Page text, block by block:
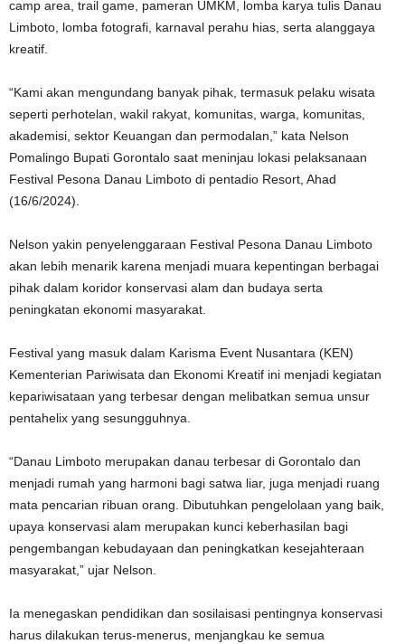
camp area, trail game, pameran UMKM, lomba karya tulis Danau
Limboto, lomba fotografi, karnaval perahu hias, serta alanggaya
kreatif.
“Kami akan mengundang banyak pihak, termasuk pelaku wisata
seperti perhotelan, wakil rakyat, komunitas, warga, komunitas,
akademisi, sektor Keuangan dan permodalan,” kata Nelson
Pomalingo Bupati Gorontalo saat meninjau lokasi pelaksanaan
Festival Pesona Danau Limboto di pentadio Resort, Ahad
(16/6/2024).
Nelson yakin penyelenggaraan Festival Pesona Danau Limboto
akan lebih menarik karena menjadi muara kepentingan berbagai
pihak dalam koridor konservasi alam dan budaya serta
peningkatan ekonomi masyarakat.
Festival yang masuk dalam Karisma Event Nusantara (KEN)
Kementerian Pariwisata dan Ekonomi Kreatif ini menjadi kegiatan
kepariwisataan yang terbesar dengan melibatkan semua unsur
pentahelix yang sesungguhnya.
“Danau Limboto merupakan danau terbesar di Gorontalo dan
menjadi rumah yang harmoni bagi satwa liar, juga menjadi ruang
mata pencarian ribuan orang. Dibutuhkan pengelolaan yang baik,
upaya konservasi alam merupakan kunci keberhasilan bagi
pengembangan kebudayaan dan peningkatkan kesejahteraan
masyarakat,” ujar Nelson.
Ia menegaskan pendidikan dan sosilaisasi pentingnya konservasi
harus dilakukan terus-menerus, menjangkau ke semua